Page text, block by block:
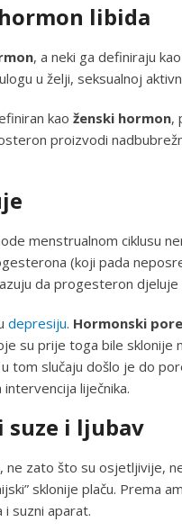
libida
, a neki ga definiraju
u želji, seksualnoj
kao ženski hormon,
proizvodi
menstrualnom ciklusu
(koji pada
da progesteron
depresiju. Hormonski
su prije toga bile
tom slučaju došlo je do
liječnika.
suze i ljubav
ne zato što su osjetljivije,
sklonije plaču. Prema
suzni aparat.